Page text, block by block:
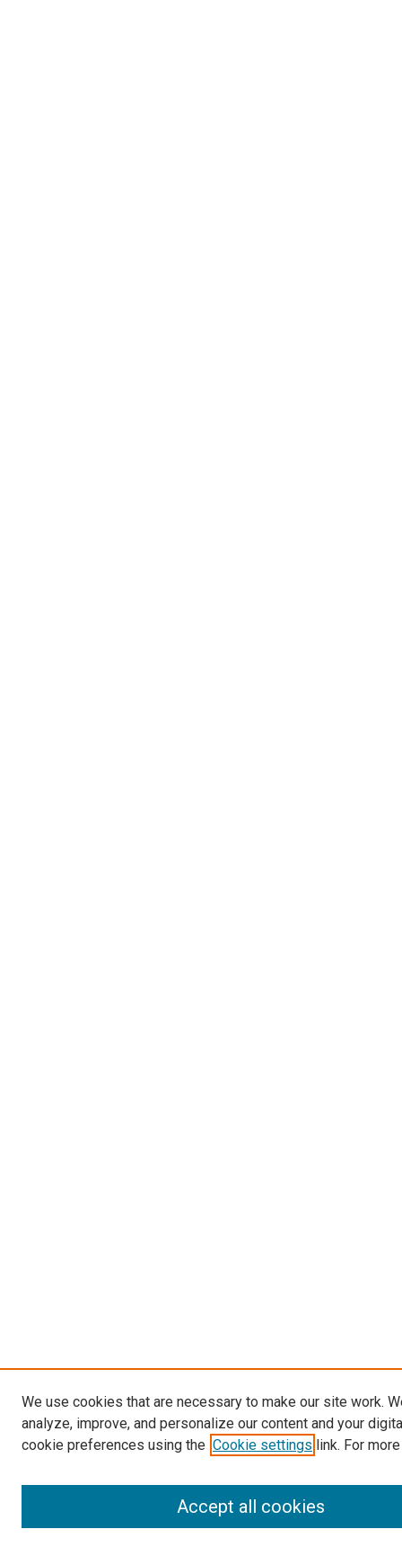
We use cookies that are necessary to make our site work.
analyze, improve, and personalize our content and your
cookie preferences using the Cookie settings link. For
Accept all cookies